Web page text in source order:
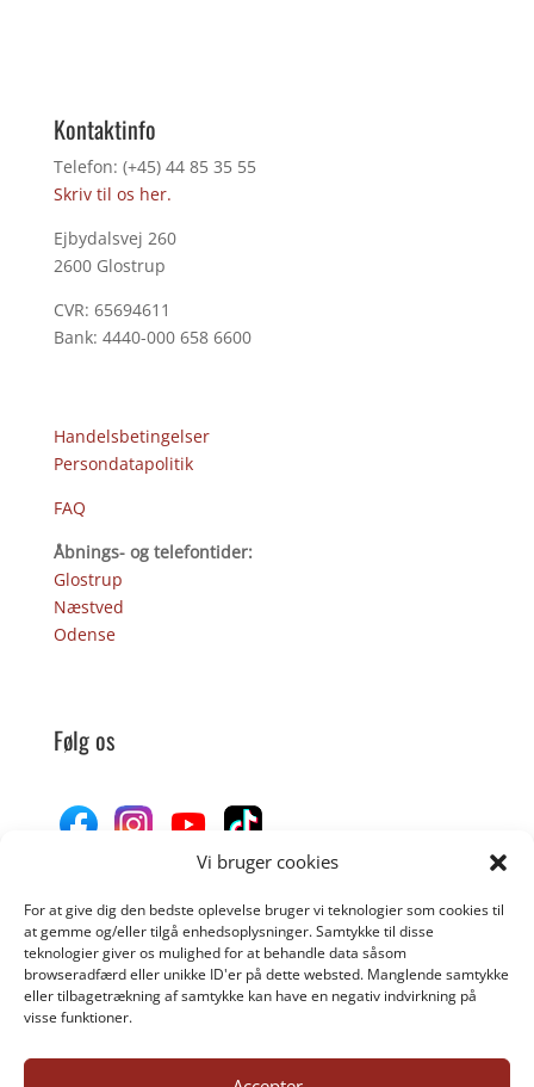
Vi bruger cookies
For at give dig den bedste oplevelse bruger vi teknologier som cookies til
at gemme og/eller tilgå enhedsoplysninger. Samtykke til disse
teknologier giver os mulighed for at behandle data såsom
browseradfærd eller unikke ID'er på dette websted. Manglende samtykke
eller tilbagetrækning af samtykke kan have en negativ indvirkning på
visse funktioner.
Kontaktinfo
Telefon: (+45) 44 85 35 55
Skriv til os her.
Ejbydalsvej 260
2600 Glostrup
CVR: 65694611
Bank: 4440-000 658 6600
Handelsbetingelser
Persondatapolitik
FAQ
Åbnings- og telefontider:
Glostrup
Næstved
Odense
Følg os
Donér til Inges Kattehjem
DONÉR